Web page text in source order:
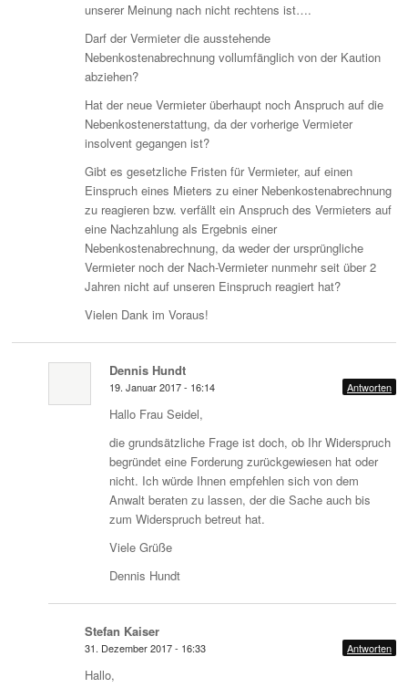
unserer Meinung nach nicht rechtens ist….
Darf der Vermieter die ausstehende
Nebenkostenabrechnung vollumfänglich von der Kaution
abziehen?
Hat der neue Vermieter überhaupt noch Anspruch auf die
Nebenkostenerstattung, da der vorherige Vermieter
insolvent gegangen ist?
Gibt es gesetzliche Fristen für Vermieter, auf einen
Einspruch eines Mieters zu einer Nebenkostenabrechnung
zu reagieren bzw. verfällt ein Anspruch des Vermieters auf
eine Nachzahlung als Ergebnis einer
Nebenkostenabrechnung, da weder der ursprüngliche
Vermieter noch der Nach-Vermieter nunmehr seit über 2
Jahren nicht auf unseren Einspruch reagiert hat?
Vielen Dank im Voraus!
Dennis Hundt
19. Januar 2017 - 16:14 Antworten
Hallo Frau Seidel,
die grundsätzliche Frage ist doch, ob Ihr Widerspruch
begründet eine Forderung zurückgewiesen hat oder
nicht. Ich würde Ihnen empfehlen sich von dem
Anwalt beraten zu lassen, der die Sache auch bis
zum Widerspruch betreut hat.
Viele Grüße
Dennis Hundt
Stefan Kaiser
31. Dezember 2017 - 16:33 Antworten
Hallo,